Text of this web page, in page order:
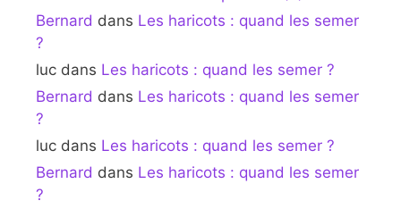
Bernard dans Les haricots : quand les semer
?
luc dans Les haricots : quand les semer ?
Bernard dans Les haricots : quand les semer
?
luc dans Les haricots : quand les semer ?
Bernard dans Les haricots : quand les semer
?